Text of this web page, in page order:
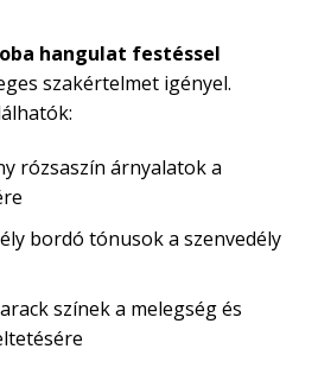
hangulat festéssel
szakértelmet igényel.
rózsaszín árnyalatok a
bordó tónusok a szenvedély
színek a melegség és